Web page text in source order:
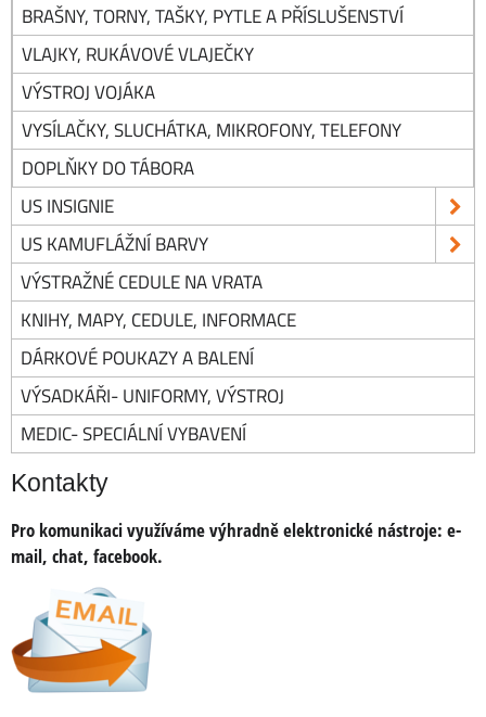
BRAŠNY, TORNY, TAŠKY, PYTLE A PŘÍSLUŠENSTVÍ
VLAJKY, RUKÁVOVÉ VLAJEČKY
VÝSTROJ VOJÁKA
VYSÍLAČKY, SLUCHÁTKA, MIKROFONY, TELEFONY
DOPLŇKY DO TÁBORA
US INSIGNIE
US KAMUFLÁŽNÍ BARVY
VÝSTRAŽNÉ CEDULE NA VRATA
KNIHY, MAPY, CEDULE, INFORMACE
DÁRKOVÉ POUKAZY A BALENÍ
VÝSADKÁŘI- UNIFORMY, VÝSTROJ
MEDIC- SPECIÁLNÍ VYBAVENÍ
Kontakty
Pro komunikaci využíváme výhradně elektronické nástroje: e-
mail, chat, facebook.